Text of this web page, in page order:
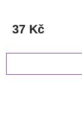
37 Kč